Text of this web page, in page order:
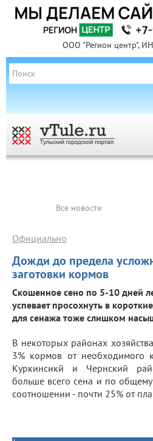
ООО "Регион центр",
Все новости
Дожди до предела
заготовки кормов
Официально
Скошенное сено по 5-10 дней
успевает просохнуть в
для сенажа тоже слишком
В некоторых районах
3% кормов от необходимого
Куркинсикй и Чернский
больше всего сена и по
соотношении - почти 25% от